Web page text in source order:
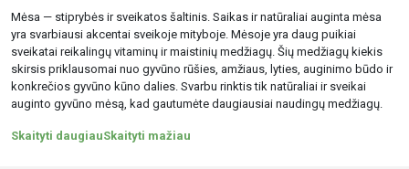
Mėsa — stiprybės ir sveikatos šaltinis. Saikas ir natūraliai auginta mėsa
yra svarbiausi akcentai sveikoje mityboje. Mėsoje yra daug puikiai
sveikatai reikalingų vitaminų ir maistinių medžiagų. Šių medžiagų kiekis
skirsis priklausomai nuo gyvūno rūšies, amžiaus, lyties, auginimo būdo ir
konkrečios gyvūno kūno dalies. Svarbu rinktis tik natūraliai ir sveikai
auginto gyvūno mėsą, kad gautumėte daugiausiai naudingų medžiagų.
Skaityti daugiauSkaityti mažiau